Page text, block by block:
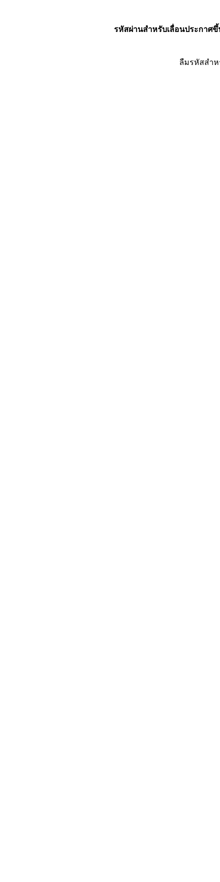
รหัสผ่านสำหรับเลื่อนประกาศขึ้
ลืมรหัสสำ